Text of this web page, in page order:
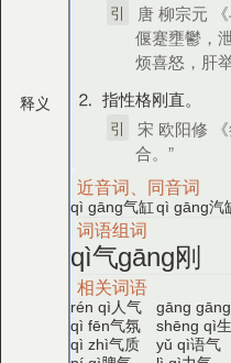
释义
引
唐 柳宗元
偃蹇壅鬱，
烦喜怒，肝
⒉ 指性格刚直。
引
宋 欧阳修
合。”
近音词、同音词
qì gāng气缸qì gāng汽
词语组词
qì气gāng刚
相关词语
rén qì人气 gāng gāng
qì fēn气氛 shēng qì
qì zhì气质 yǔ qì语气